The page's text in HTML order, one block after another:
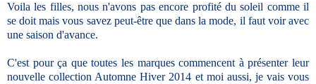
Voila les filles, nous n'avons pas encore profité du soleil comme il
se doit mais vous savez peut-être que dans la mode, il faut voir avec
une saison d'avance.
C'est pour ça que toutes les marques commencent à présenter leur
nouvelle collection Automne Hiver 2014 et moi aussi, je vais vous